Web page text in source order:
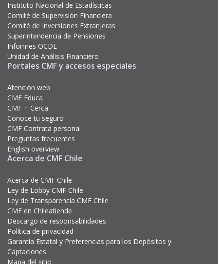
Instituto Nacional de Estadísticas
Comité de Supervisión Financiera
Comité de Inversiones Extranjeras
Superintendencia de Pensiones
Informes OCDE
Unidad de Análisis Financiero
Portales CMF y accesos especiales
Atención web
CMF Educa
CMF + Cerca
Conoce tu seguro
CMF Contrata personal
Preguntas frecuentes
English overview
Acerca de CMF Chile
Acerca de CMF Chile
Ley de Lobby CMF Chile
Ley de Transparencia CMF Chile
CMF en Chileatiende
Descargo de responsabilidades
Política de privacidad
Garantía Estatal y Preferencias para los Depósitos y
Captaciones
Mapa del sitio